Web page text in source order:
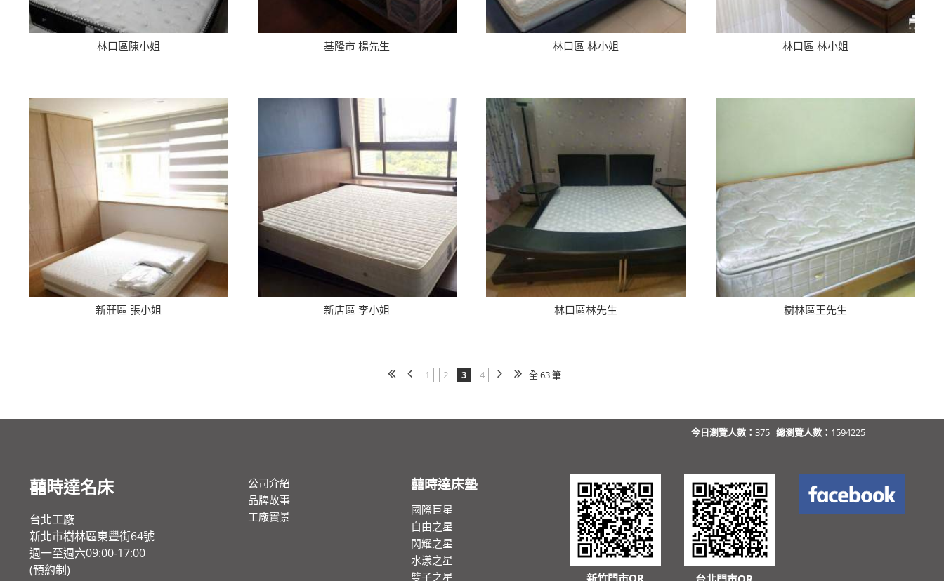
林口區陳小姐 基隆市 楊先生 林口區 林小姐 林口區 林小姐
新莊區 張小姐 新店區 李小姐 林口區林先生 樹林區王先生
1 2 3 4 全 63 筆
今日瀏覽人數： 375 總瀏覽人數： 1594225
囍時達名床
台北工廠
新北市樹林區東豐街64號
週一至週六09:00-17:00
(預約制)
公司介紹
品牌故事
工廠實景
囍時達床墊
國際巨星
自由之星
閃耀之星
水漾之星
雙子之星